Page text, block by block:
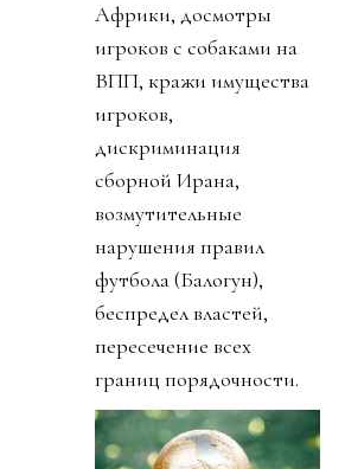
Африки, досмотры
игроков с собаками на
ВПП, кражи имущества
игроков,
дискриминация
сборной Ирана,
возмутительные
нарушения правил
футбола (Балогун),
беспредел властей,
пересечение всех
границ порядочности.